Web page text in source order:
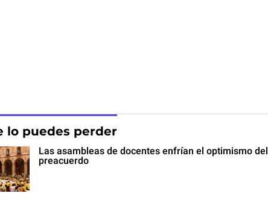
lo puedes perder
Las asambleas de docentes enfrían el optimismo del
preacuerdo